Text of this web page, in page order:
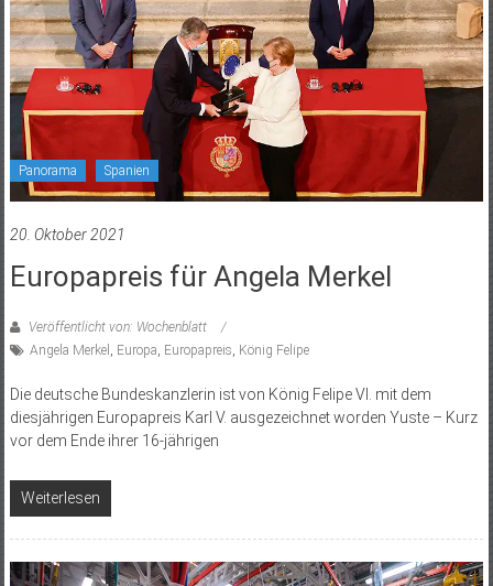
Panorama Spanien
20. Oktober 2021
Europapreis für Angela Merkel
Veröffentlicht von: Wochenblatt
Angela Merkel
Europa Europapreis König Felipe
Die deutsche Bundeskanzlerin ist von König Felipe VI. mit dem
diesjährigen Europapreis Karl V. ausgezeichnet worden Yuste – Kurz
vor dem Ende ihrer 16-jährigen
Weiterlesen